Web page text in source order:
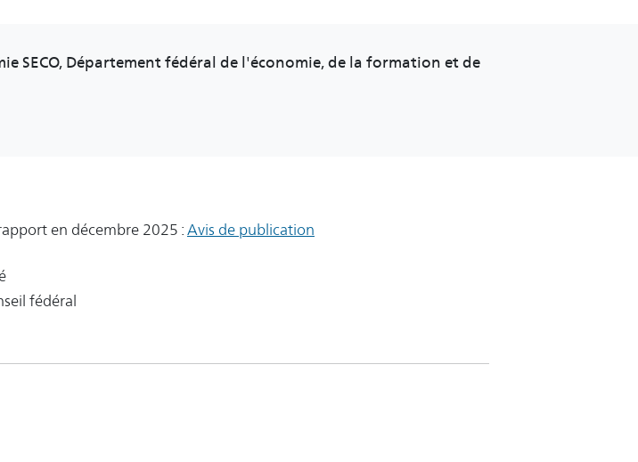
SECO, Département fédéral de l'économie, de la formation et de
en décembre 2025 :Avis de publication
fédéral